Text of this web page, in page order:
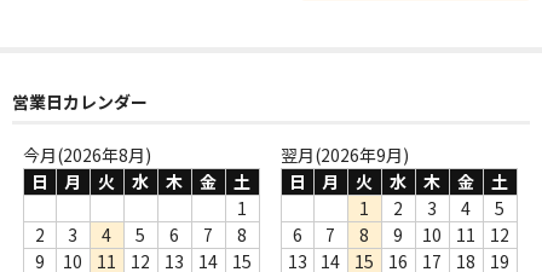
返品
コンディション
営業日カレンダー
今月(2026年8月)
日
月 火 水 木 金
土
1
2
3 4 5 6 7
8
9
10 11 12 13 14
15
翌月(2026年9月)
日
月 火 水 木 金
土
1
2 3 4
5
6
7 8 9 10 11
12
13
14 15 16 17 18
19